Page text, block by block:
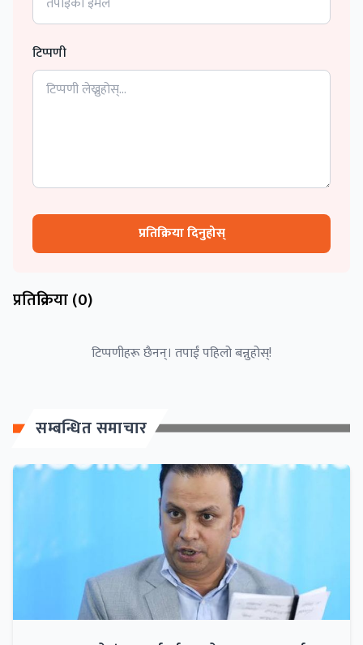
टिप्पणी
प्रतिक्रिया दिनुहोस्
प्रतिक्रिया (0)
टिप्पणीहरू छैनन्। तपाईं पहिलो बन्नुहोस्!
सम्बन्धित समाचार